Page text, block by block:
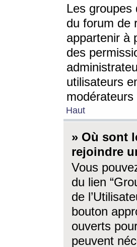
Les groupes
du forum de
appartenir à
des
utilisateurs
Haut
» Où sont
rejoindre
Vous
du lien
de
bouton
ouverts
peuvent